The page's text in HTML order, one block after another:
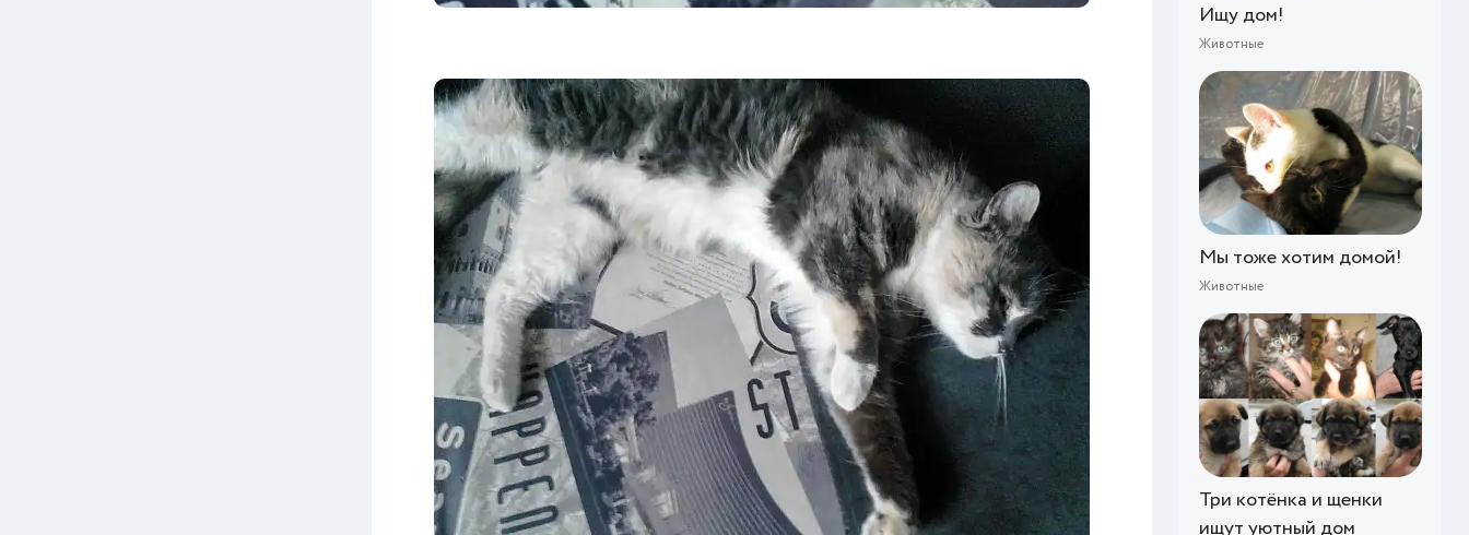
Ищу дом!
Животные
Мы тоже хотим домой!
Животные
Три котёнка и щенки
ищут уютный дом